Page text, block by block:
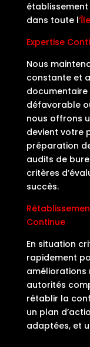
établissement
dans toutel
Expertise
Nous
constante et
documentaire
défavorable
nous offrons
devient votre
préparation
audits de
critères
succès.
Continue
En situation
rapidement
améliorations
autorités
rétablir la
un plan
adaptées, et